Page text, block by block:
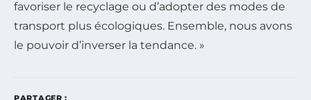
favoriser le recyclage ou d’adopter des modes de
transport plus écologiques. Ensemble, nous avons
le pouvoir d’inverser la tendance. »
PARTAGER :